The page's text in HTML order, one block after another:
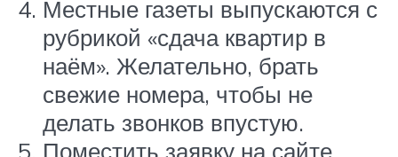
Местные газеты выпускаются с
рубрикой «сдача квартир в
наём». Желательно, брать
свежие номера, чтобы не
делать звонков впустую.
Поместить заявку на сайте